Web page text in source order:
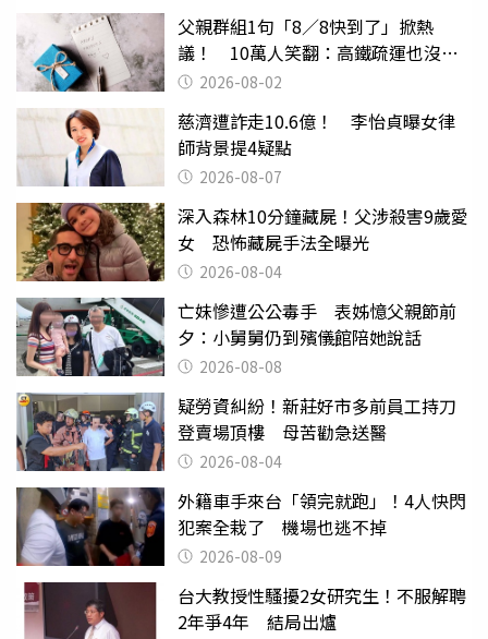
父親群組1句「8／8快到了」掀熱
議！ 10萬人笑翻：高鐵疏運也沒列
父親節
2026-08-02
慈濟遭詐走10.6億！ 李怡貞曝女律
師背景提4疑點
2026-08-07
深入森林10分鐘藏屍！父涉殺害9歲愛
女 恐怖藏屍手法全曝光
2026-08-04
亡妹慘遭公公毒手 表姊憶父親節前
夕：小舅舅仍到殯儀館陪她說話
2026-08-08
疑勞資糾紛！新莊好市多前員工持刀
登賣場頂樓 母苦勸急送醫
2026-08-04
外籍車手來台「領完就跑」！4人快閃
犯案全栽了 機場也逃不掉
2026-08-09
台大教授性騷擾2女研究生！不服解聘
2年爭4年 結局出爐